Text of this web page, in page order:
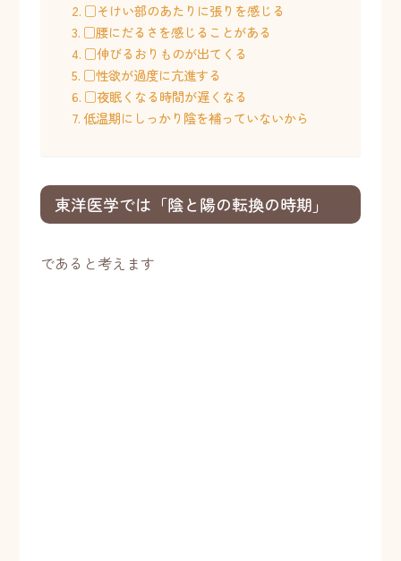
□そけい部のあたりに張りを感じる
□腰にだるさを感じることがある
□伸びるおりものが出てくる
□性欲が過度に亢進する
□夜眠くなる時間が遅くなる
低温期にしっかり陰を補っていないから
東洋医学では「陰と陽の転換の時期」
であると考えます